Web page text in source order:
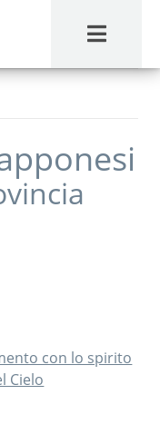
MENU
con lo spirito
Cielo